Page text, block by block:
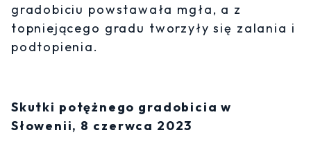
gradobiciu powstawała mgła, a z
topniejącego gradu tworzyły się zalania i
podtopienia.
Skutki potężnego gradobicia w
Słowenii, 8 czerwca 2023